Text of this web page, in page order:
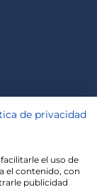
de privacidad
el uso de
el contenido, con
publicidad